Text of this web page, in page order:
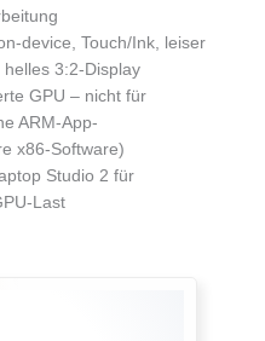
device, Touch/Ink, leiser
3:2-Display
GPU – nicht für
ARM-App-
x86-Software)
Studio 2 für
Last